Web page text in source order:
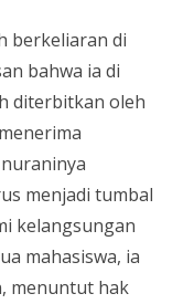
berkeliaran di
bahwa ia di
diterbitkan oleh
menjadi tumbal
kelangsungan
mahasiswa, ia
menuntut hak